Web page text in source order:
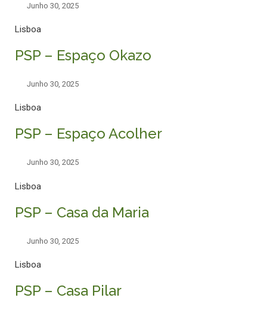
Junho 30, 2025
Lisboa
PSP – Espaço Okazo
Junho 30, 2025
Lisboa
PSP – Espaço Acolher
Junho 30, 2025
Lisboa
PSP – Casa da Maria
Junho 30, 2025
Lisboa
PSP – Casa Pilar